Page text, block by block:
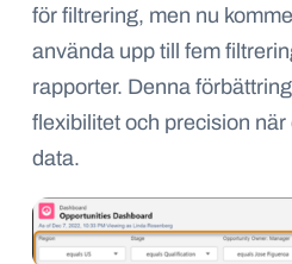
för filtrering, men nu
använda upp till fem
rapporter. Denna
flexibilitet och precision
data.